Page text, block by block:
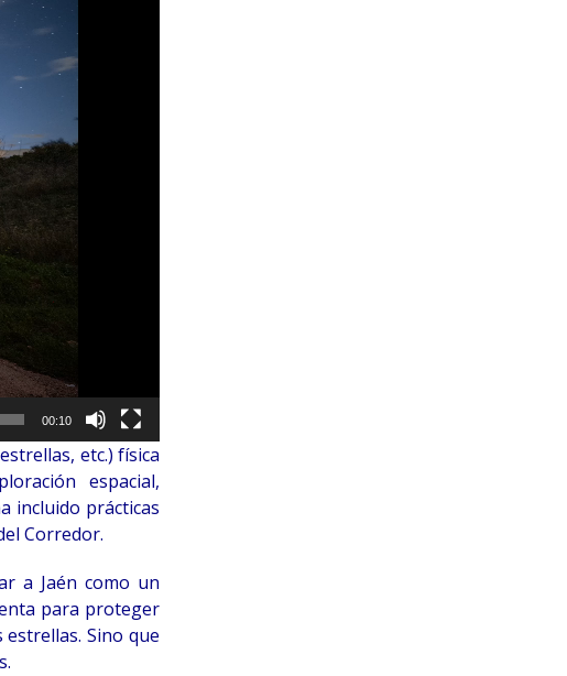
00:10
etc.) física
espacial,
incluido prácticas
Corredor.
a Jaén como un
para proteger
Sino que